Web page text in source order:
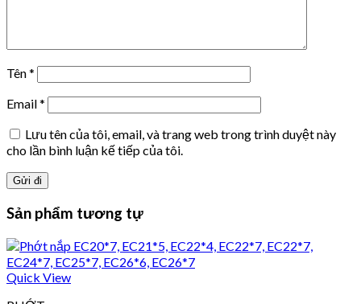
Tên*
Email*
Lưu tên của tôi, email, và trang web trong trình duyệt này
cho lần bình luận kế tiếp của tôi.
Sản phẩm tương tự
Quick View